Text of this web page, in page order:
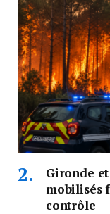
Gironde
mobilisés
contrôle